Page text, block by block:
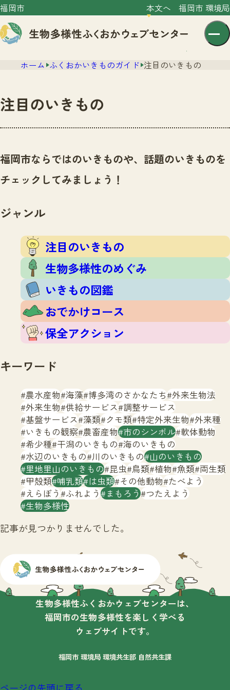
福岡市 本文へ 福岡市 環境局
文字サイズ 小 中 大
センター紹介
センター紹介TOP
サイトポリシー
ニュース
いきものガイド
注目のいきもの
生物多様性のめぐみ
いきもの図鑑
おでかけコース
保全アクション
イベント
いきもの調査隊
調査レポート
調査レポートTOP
調査結果
ふくおかいきものマップ
マッチング
マッチングTOP
掲載申し込みフォーム
お問合せ
生物多様性ふくおかウェブセンターとは
サイトマップ
ホーム ふくおかいきものガイド 注目のいきもの
注目のいきもの
福岡市ならではのいきものや、話題のいきものを
チェックしてみましょう！
ジャンル
注目のいきもの
生物多様性のめぐみ
いきもの図鑑
おでかけコース
保全アクション
キーワード
農水産物 海藻 博多湾のさかなたち 外来生物法
外来生物 供給サービス 調整サービス
基盤サービス 藻類 クモ類 特定外来生物 外来種
いきもの観察 農畜産物 市のシンボル 軟体動物
希少種 干潟のいきもの 海のいきもの
水辺のいきもの 川のいきもの 山のいきもの
里地里山のいきもの 昆虫 鳥類 植物 魚類 両生類
甲殻類 哺乳類 は虫類 その他動物 たべよう
えらぼう ふれよう まもろう つたえよう
生物多様性
記事が見つかりませんでした。
生物多様性ふくおかウェブセンターは、
福岡市の生物多様性を楽しく学べる
ウェブサイトです。
福岡市 環境局 環境共生部 自然共生課